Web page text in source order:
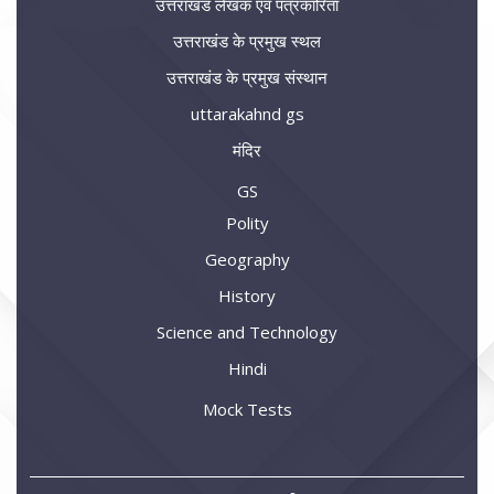
उत्तराखंड लेखक एवं पत्रकारिता
उत्तराखंड के प्रमुख स्थल
उत्तराखंड के प्रमुख संस्थान
uttarakahnd gs
मंदिर
GS
Polity
Geography
History
Science and Technology
Hindi
Mock Tests